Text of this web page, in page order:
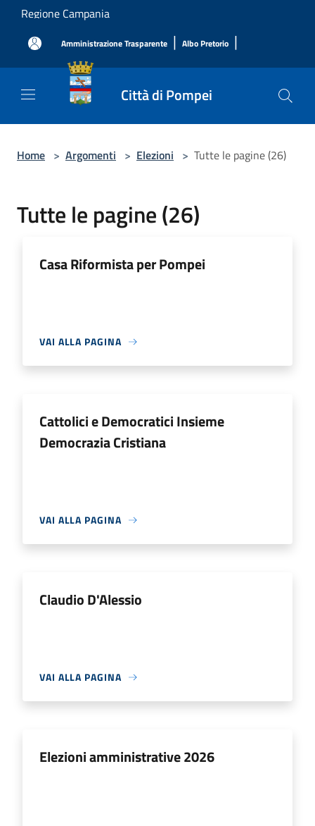
Salta al contenuto principale
Regione Campania
Amministrazione Trasparente | Albo Pretorio |
Città di Pompei
Home > Argomenti > Elezioni > Tutte le pagine (26)
Tutte le pagine (26)
Casa Riformista per Pompei
VAI ALLA PAGINA
Cattolici e Democratici Insieme
Democrazia Cristiana
VAI ALLA PAGINA
Claudio D'Alessio
VAI ALLA PAGINA
Elezioni amministrative 2026